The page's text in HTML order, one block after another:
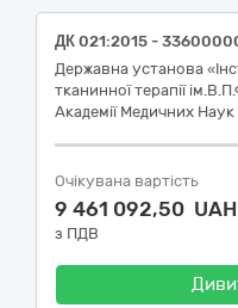
Державна установа
тканинної терапії
Академії Медичних Наук
Очікувана вартість
9 461 092,50 UAH
з ПДВ